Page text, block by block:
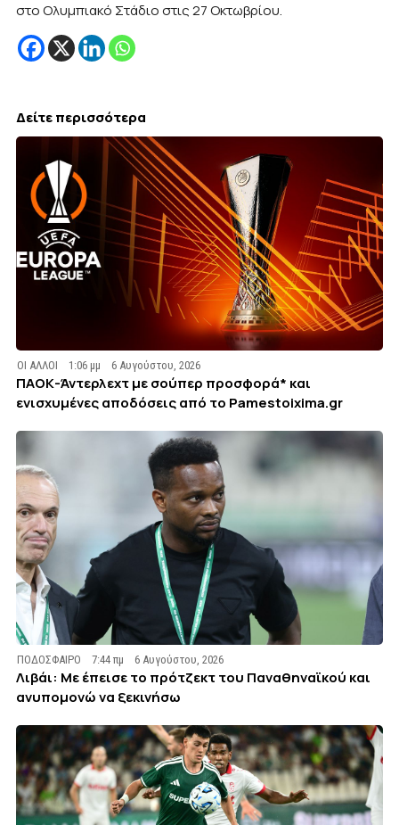
στο Ολυμπιακό Στάδιο στις 27 Οκτωβρίου.
Δείτε περισσότερα
ΟΙ ΑΛΛΟΙ 1:06 μμ 6 Αυγούστου, 2026
ΠΑΟΚ-Άντερλεχτ με σούπερ προσφορά* και
ενισχυμένες αποδόσεις από το Pamestoixima.gr
ΠΟΔΟΣΦΑΙΡΟ 7:44 πμ 6 Αυγούστου, 2026
Λιβάι: Με έπεισε το πρότζεκτ του Παναθηναϊκού και
ανυπομονώ να ξεκινήσω